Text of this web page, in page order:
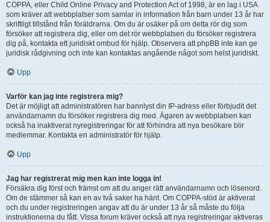
COPPA, eller Child Online Privacy and Protection Act of 1998, är en lag i USA
som kräver att webbplatser som samlar in information från barn under 13 år har
skriftligt tillstånd från föräldrarna. Om du är osäker på om detta rör dig som
försöker att registrera dig, eller om det rör webbplatsen du försöker registrera
dig på, kontakta ett juridiskt ombud för hjälp. Observera att phpBB inte kan ge
juridisk rådgivning och inte kan kontaktas angående något som helst juridiskt.
Upp
Varför kan jag inte registrera mig?
Det är möjligt att administratören har bannlyst din IP-adress eller förbjudit det
användarnamn du försöker registrera dig med. Ägaren av webbplatsen kan
också ha inaktiverat nyregistreringar för att förhindra att nya besökare blir
medlemmar. Kontakta en administratör för hjälp.
Upp
Jag har registrerat mig men kan inte logga in!
Försäkra dig först och främst om att du anger rätt användarnamn och lösenord.
Om de stämmer så kan en av två saker ha hänt. Om COPPA-stöd är aktiverat
och du under registreringen angav att du är under 13 år så måste du följa
instruktionerna du fått. Vissa forum kräver också att nya registreringar aktiveras